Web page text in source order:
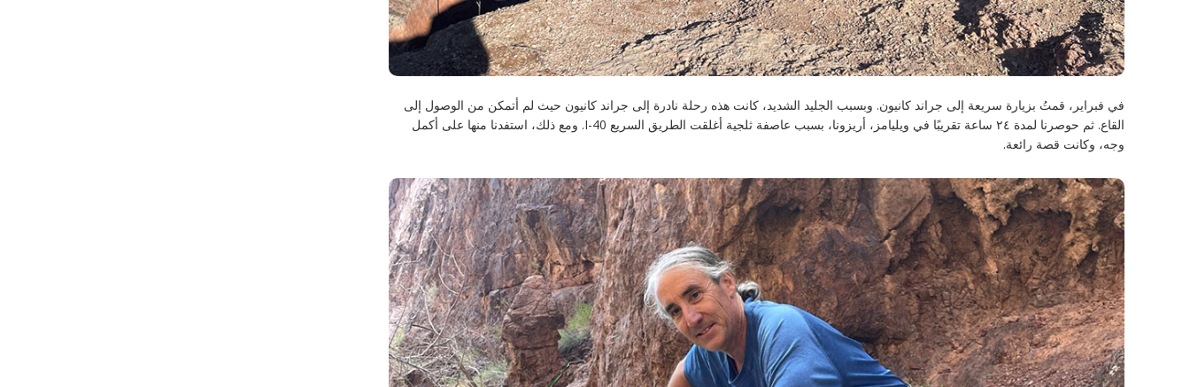
في فبراير، قمتُ بزيارة سريعة إلى جراند كانيون. وبسبب الجليد الشديد، كانت هذه رحلة نادرة إلى جراند كانيون حيث لم أتمكن من الوصول إلى
القاع. ثم حوصرنا لمدة ٢٤ ساعة تقريبًا في ويليامز، أريزونا، بسبب عاصفة ثلجية أغلقت الطريق السريع I-40. ومع ذلك، استفدنا منها على أكمل
وجه، وكانت قصة رائعة.